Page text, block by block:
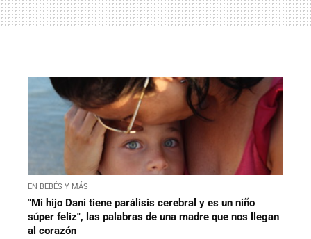
EN BEBÉS Y MÁS
"Mi hijo Dani tiene parálisis cerebral y es un niño
súper feliz", las palabras de una madre que nos llegan
al corazón